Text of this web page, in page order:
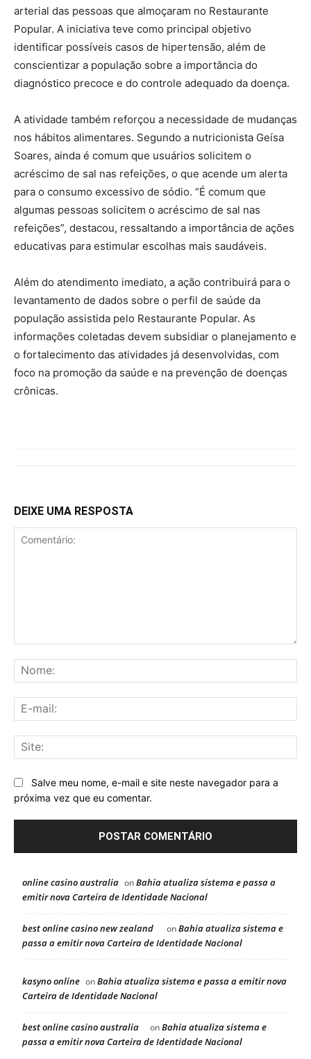
arterial das pessoas que almoçaram no Restaurante
Popular. A iniciativa teve como principal objetivo
identificar possíveis casos de hipertensão, além de
conscientizar a população sobre a importância do
diagnóstico precoce e do controle adequado da doença.
A atividade também reforçou a necessidade de mudanças
nos hábitos alimentares. Segundo a nutricionista Geísa
Soares, ainda é comum que usuários solicitem o
acréscimo de sal nas refeições, o que acende um alerta
para o consumo excessivo de sódio. “É comum que
algumas pessoas solicitem o acréscimo de sal nas
refeições”, destacou, ressaltando a importância de ações
educativas para estimular escolhas mais saudáveis.
Além do atendimento imediato, a ação contribuirá para o
levantamento de dados sobre o perfil de saúde da
população assistida pelo Restaurante Popular. As
informações coletadas devem subsidiar o planejamento e
o fortalecimento das atividades já desenvolvidas, com
foco na promoção da saúde e na prevenção de doenças
crônicas.
DEIXE UMA RESPOSTA
Salve meu nome, e-mail e site neste navegador para a
próxima vez que eu comentar.
online casino australia onBahia atualiza sistema e passa a
emitir nova Carteira de Identidade Nacional
best online casino new zealand onBahia atualiza sistema e
passa a emitir nova Carteira de Identidade Nacional
kasyno online onBahia atualiza sistema e passa a emitir nova
Carteira de Identidade Nacional
best online casino australia onBahia atualiza sistema e
passa a emitir nova Carteira de Identidade Nacional